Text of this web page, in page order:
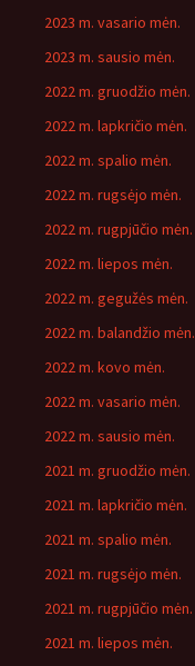
2023 m. vasario mėn.
2023 m. sausio mėn.
2022 m. gruodžio mėn.
2022 m. lapkričio mėn.
2022 m. spalio mėn.
2022 m. rugsėjo mėn.
2022 m. rugpjūčio mėn.
2022 m. liepos mėn.
2022 m. gegužės mėn.
2022 m. balandžio mėn.
2022 m. kovo mėn.
2022 m. vasario mėn.
2022 m. sausio mėn.
2021 m. gruodžio mėn.
2021 m. lapkričio mėn.
2021 m. spalio mėn.
2021 m. rugsėjo mėn.
2021 m. rugpjūčio mėn.
2021 m. liepos mėn.